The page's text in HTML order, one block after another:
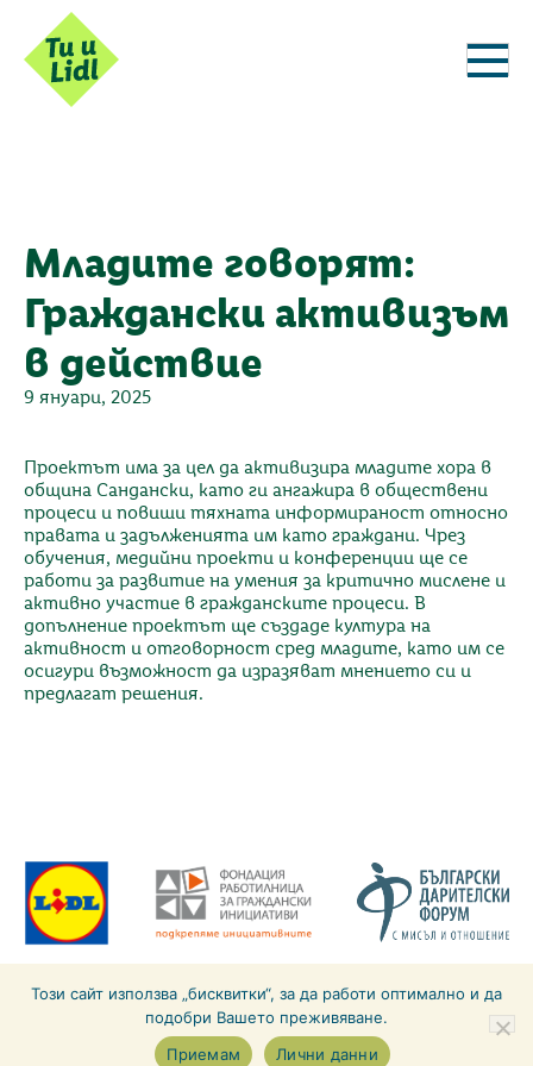
Младите говорят:
Граждански активизъм
в действие
9 януари, 2025
Проектът има за цел да активизира младите хора в
община Сандански, като ги ангажира в обществени
процеси и повиши тяхната информираност относно
правата и задълженията им като граждани. Чрез
обучения, медийни проекти и конференции ще се
работи за развитие на умения за критично мислене и
активно участие в гражданските процеси. В
допълнение проектът ще създаде култура на
активност и отговорност сред младите, като им се
осигури възможност да изразяват мнението си и
предлагат решения.
Политика за личните данни
Copyright © 2026 Lidl България
Този сайт използва „бисквитки“, за да работи оптимално и да
подобри Вашето преживяване.
Приемам
Лични данни